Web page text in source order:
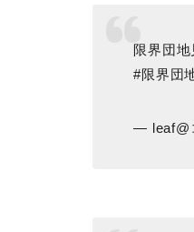
限界団地
#限界団
— leaf@